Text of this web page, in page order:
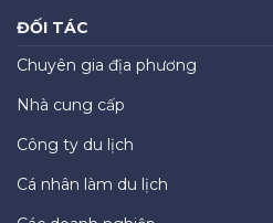
ĐỐI TÁC
Chuyên gia địa phương
Nhà cung cấp
Công ty du lịch
Cá nhân làm du lịch